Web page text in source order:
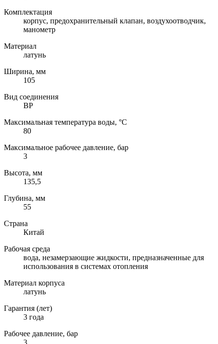
Комплектация
корпус, предохранительный клапан, воздухоотводчик,
манометр
Материал
латунь
Ширина, мм
105
Вид соединения
ВР
Максимальная температура воды, °C
80
Максимальное рабочее давление, бар
3
Высота, мм
135,5
Глубина, мм
55
Страна
Китай
Рабочая среда
вода, незамерзающие жидкости, предназначенные для
использования в системах отопления
Материал корпуса
латунь
Гарантия (лет)
3 года
Рабочее давление, бар
3